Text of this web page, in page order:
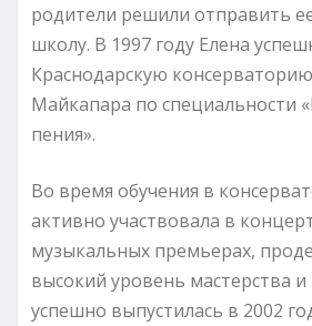
родители решили отправить
школу. В 1997 году Елена
Краснодарскую
Майкапара по специальности
пения».
Во время обучения в
активно участвовала в
музыкальных премьерах,
высокий уровень мастерства и
успешно выпустилась в 2002